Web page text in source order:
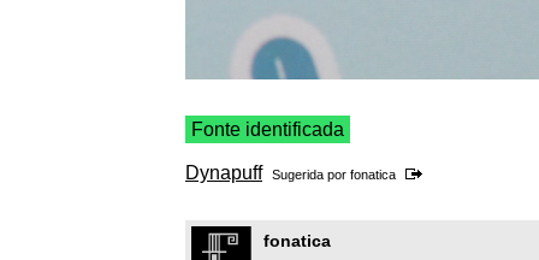
Fonte identificada
Dynapuff Sugerida por fonatica
fonatica